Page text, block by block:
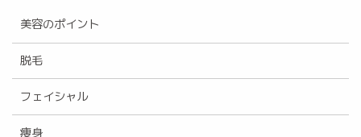
美容のポイント
脱毛
フェイシャル
痩身